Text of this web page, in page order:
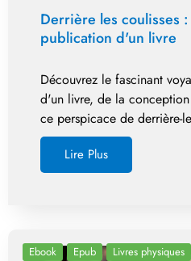
Derrière les coulisses
publication d'un livre
Découvrez le fascinant
d'un livre, de la
ce perspicace de derrière-
Lire Plus
Ebook Epub Livres physiques